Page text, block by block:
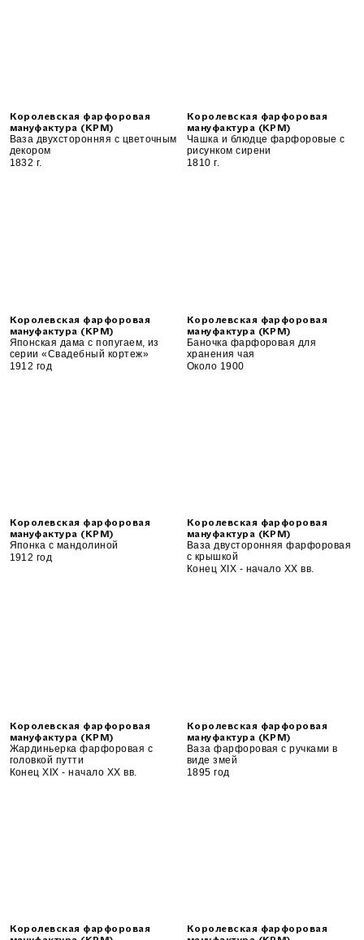
Королевская фарфоровая
мануфактура (KPM)
Ваза двухсторонняя с цветочным
декором
1832 г.
Королевская фарфоровая
мануфактура (KPM)
Чашка и блюдце фарфоровые с
рисунком сирени
1810 г.
Королевская фарфоровая
мануфактура (KPM)
Японская дама с попугаем, из
серии «Свадебный кортеж»
1912 год
Королевская фарфоровая
мануфактура (KPM)
Баночка фарфоровая для
хранения чая
Около 1900
Королевская фарфоровая
мануфактура (KPM)
Японка с мандолиной
1912 год
Королевская фарфоровая
мануфактура (KPM)
Ваза двусторонняя фарфоровая
с крышкой
Конец XIX - начало XX вв.
Королевская фарфоровая
мануфактура (KPM)
Жардиньерка фарфоровая с
головкой путти
Конец XIX - начало XX вв.
Королевская фарфоровая
мануфактура (KPM)
Ваза фарфоровая с ручками в
виде змей
1895 год
Королевская фарфоровая
Королевская фарфоровая